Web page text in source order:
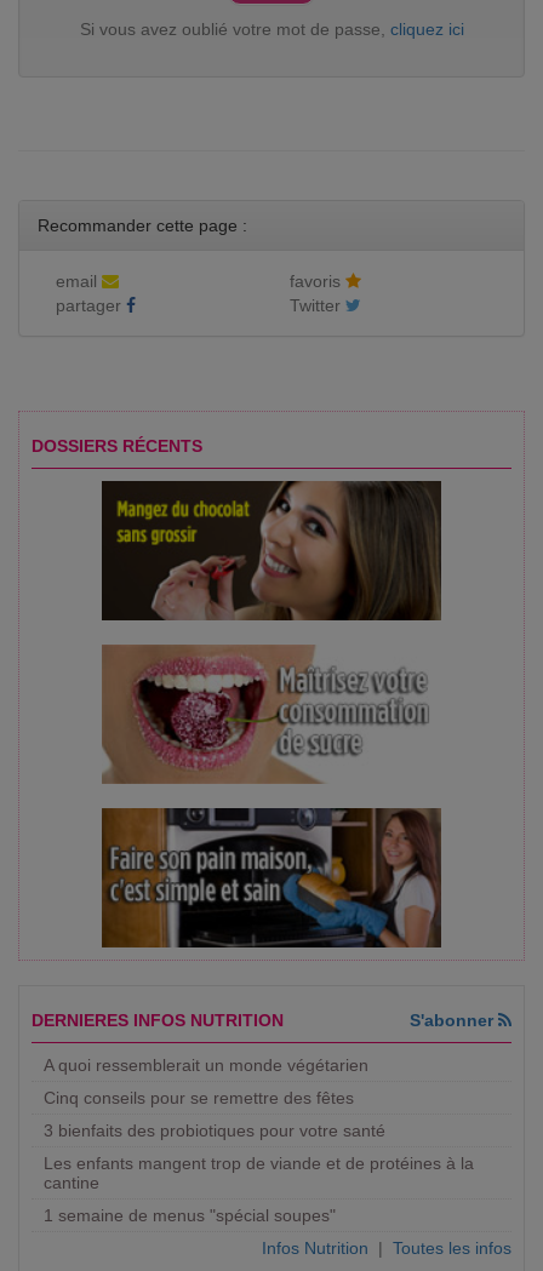
Si vous avez oublié votre mot de passe, cliquez ici
Recommander cette page :
email
favoris
partager
Twitter
DOSSIERS RÉCENTS
DERNIERES INFOS NUTRITION S'abonner
A quoi ressemblerait un monde végétarien
Cinq conseils pour se remettre des fêtes
3 bienfaits des probiotiques pour votre santé
Les enfants mangent trop de viande et de protéines à la
cantine
1 semaine de menus "spécial soupes"
Infos Nutrition | Toutes les infos